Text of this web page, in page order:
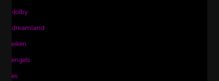
dolby
dreamland
eiken
engels
es